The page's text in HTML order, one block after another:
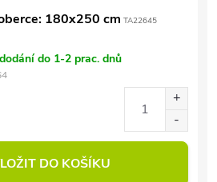
180x250 cm TA22645
do 1-2 prac. dnů
DO KOŠÍKU